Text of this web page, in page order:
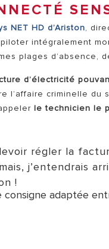
NET HD d’Ariston,
intégralement
plages d’absence,
d’électricité
l’affaire criminelle
le technicien le
régler la
j’entendrais
!
adaptée